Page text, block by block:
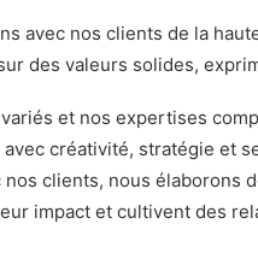
avec nos clients de la
des valeurs solides,
et nos expertises
créativité, stratégie et
clients, nous élaborons
impact et cultivent des